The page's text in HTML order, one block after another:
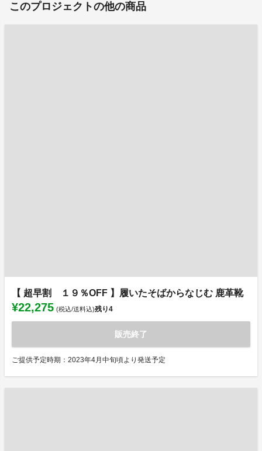
このプロジェクトの他の商品
【 超早割 １９％OFF 】履いたそばからなじむ 鹿革靴
¥22,275 (税込/送料込)残り4
販売終了
ご提供予定時期：2023年4月中旬頃より発送予定